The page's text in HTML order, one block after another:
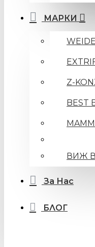
МАРКИ
Z-
BEST
ВИЖ
За Нас
БЛОГ